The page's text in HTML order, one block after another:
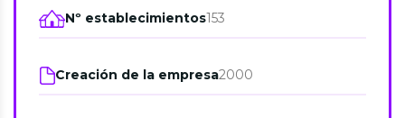
Nº establecimientos153
Creación de la empresa2000